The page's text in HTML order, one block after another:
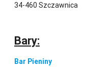
34-460 Szczawnica
Bary:
Bar Pieniny